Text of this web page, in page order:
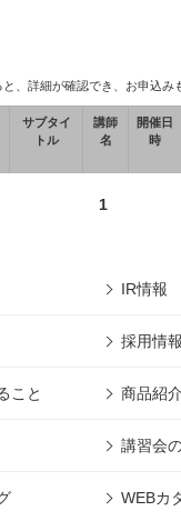
、詳細が確認でき、お申込み
サブタイ
トル
講師
名
開催日
時
1
IR情報
採用情報
こと 商品紹介
講習会
WEBカ